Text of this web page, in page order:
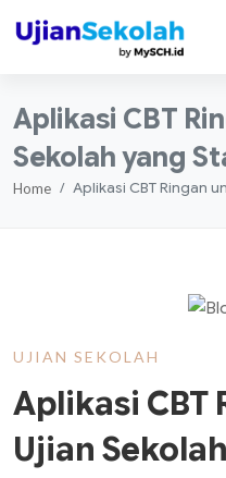
Aplikasi CBT
Sekolah yang
Home Aplikasi CBT Ringan
UJIAN SEKOLAH
Aplikasi CBT
Ujian